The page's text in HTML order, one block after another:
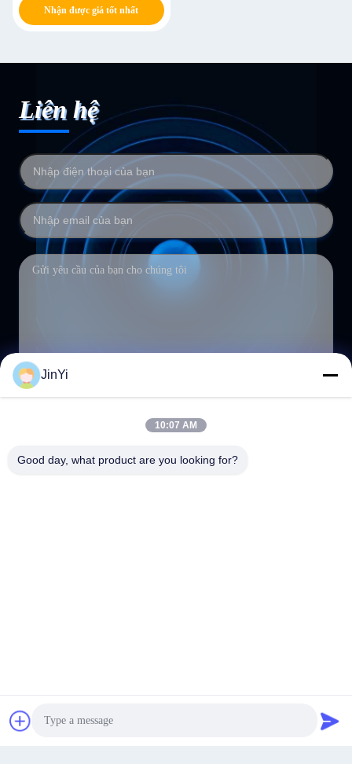
Nhận được giá tốt nhất
Liên hệ
Gửi đi
Điện thoại
0086-15564063322
JinYi
10:07 AM
Good day, what product are you looking for?